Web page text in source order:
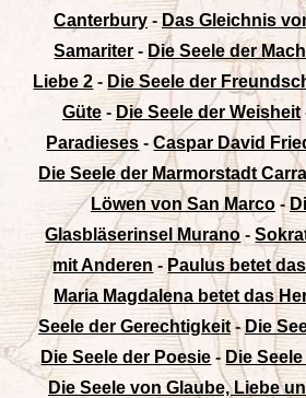
Canterbury-Das Gleichnis
Samariter - Die Seele der
Liebe 2 - Die Seele der
Güte- Die Seele der Weisheit
Paradieses -Caspar David
Die Seele der Marmorstadt
Löwen von San Marco-
Glasbläserinsel Murano -
mit Anderen -Paulus betet
Maria Magdalena betet das
Seele der Gerechtigkeit- Die
Die Seele der Poesie -Die
Die Seele von Glaube, Liebe